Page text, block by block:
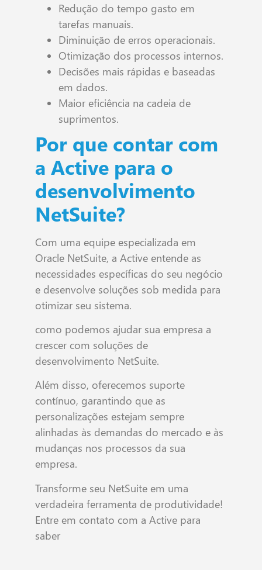
Redução do tempo gasto em
tarefas manuais.
Diminuição de erros operacionais.
Otimização dos processos internos.
Decisões mais rápidas e baseadas
em dados.
Maior eficiência na cadeia de
suprimentos.
Por que contar com
a Active para o
desenvolvimento
NetSuite?
Com uma equipe especializada em
Oracle NetSuite, a Active entende as
necessidades específicas do seu negócio
e desenvolve soluções sob medida para
otimizar seu sistema.
como podemos ajudar sua empresa a
crescer com soluções de
desenvolvimento NetSuite.
Além disso, oferecemos suporte
contínuo, garantindo que as
personalizações estejam sempre
alinhadas às demandas do mercado e às
mudanças nos processos da sua
empresa.
Transforme seu NetSuite em uma
verdadeira ferramenta de produtividade!
Entre em contato com a Active para
saber